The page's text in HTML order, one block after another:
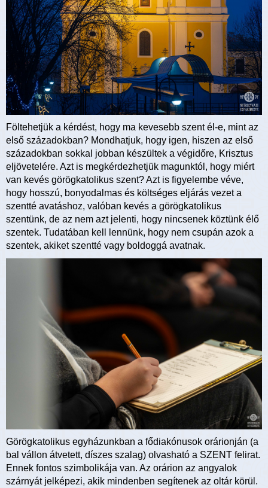
Föltehetjük a kérdést, hogy ma kevesebb szent él-e, mint az
első századokban? Mondhatjuk, hogy igen, hiszen az első
századokban sokkal jobban készültek a végidőre, Krisztus
eljövetelére. Azt is megkérdezhetjük magunktól, hogy miért
van kevés görögkatolikus szent? Azt is figyelembe véve,
hogy hosszú, bonyodalmas és költséges eljárás vezet a
szentté avatáshoz, valóban kevés a görögkatolikus
szentünk, de az nem azt jelenti, hogy nincsenek köztünk élő
szentek. Tudatában kell lennünk, hogy nem csupán azok a
szentek, akiket szentté vagy boldoggá avatnak.
Görögkatolikus egyházunkban a fődiakónusok orárionján (a
bal vállon átvetett, díszes szalag) olvasható a SZENT felirat.
Ennek fontos szimbolikája van. Az orárion az angyalok
szárnyát jelképezi, akik mindenben segítenek az oltár körül.